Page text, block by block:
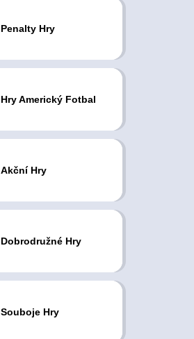
Penalty Hry
Hry Americký Fotbal
Akční Hry
Dobrodružné Hry
Souboje Hry